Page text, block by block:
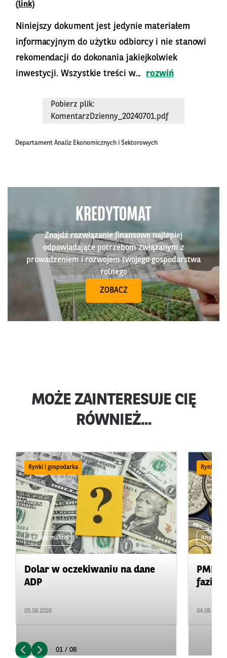
(link)
Niniejszy dokument jest jedynie materiałem
informacyjnym do użytku odbiorcy i nie stanowi
rekomendacji do dokonania jakiejkolwiek
inwestycji. Wszystkie treści w...
rozwiń
Pobierz plik:
KomentarzDzienny_20240701.pdf
Departament Analiz Ekonomicznych i Sektorowych
KREDYTOMAT
Znajdź rozwiązanie finansowe najlepiej
odpowiadające potrzebom związanym z
prowadzeniem i rozwojem twojego gospodarstwa
rolnego
ZOBACZ
MOŻE ZAINTERESUJE CIĘ
RÓWNIEŻ...
Rynki i gospodarka
Analizy makro
Dolar w oczekiwaniu na dane
ADP
05.08.2026
Rynki i
Analizy
PMI:
fazie
04.08.2026
01 / 08